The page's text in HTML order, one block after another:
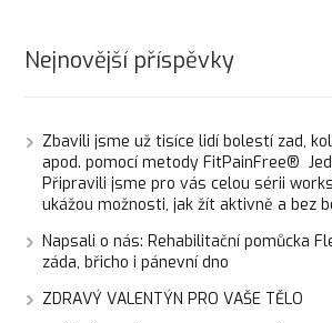
Nejnovější příspěvky
Zbavili jsme už tisíce lidí bolestí zad,
apod. pomocí metody FitPainFree®
Připravili jsme pro vás celou sérii
ukážou možnosti, jak žít aktivně a bez
Napsali o nás: Rehabilitační pomůcka
záda, břicho i pánevní dno
ZDRAVÝ VALENTÝN PRO VAŠE TĚLO